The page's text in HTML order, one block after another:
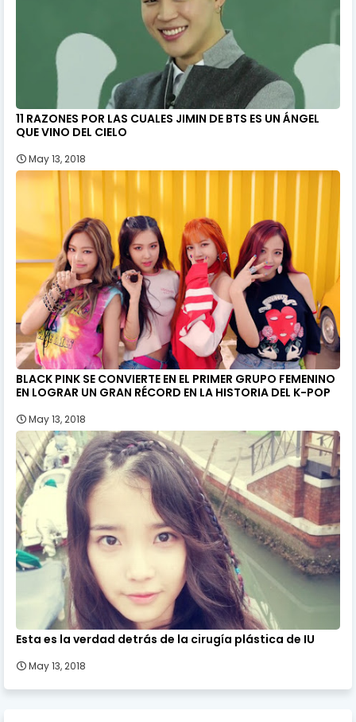
11 RAZONES POR LAS CUALES JIMIN DE BTS ES UN ÁNGEL
QUE VINO DEL CIELO
May 13, 2018
BLACK PINK SE CONVIERTE EN EL PRIMER GRUPO FEMENINO
EN LOGRAR UN GRAN RÉCORD EN LA HISTORIA DEL K-POP
May 13, 2018
Esta es la verdad detrás de la cirugía plástica de IU
May 13, 2018